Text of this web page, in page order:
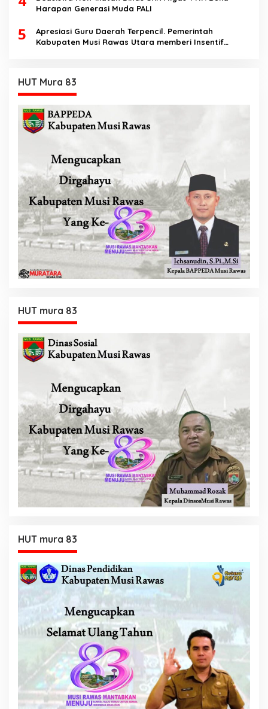
Harapan Generasi Muda PALI
5
Apresiasi Guru Daerah Terpencil. Pemerintah
Kabupaten Musi Rawas Utara memberi Insentif
HUT Mura 83
HUT mura 83
HUT mura 83